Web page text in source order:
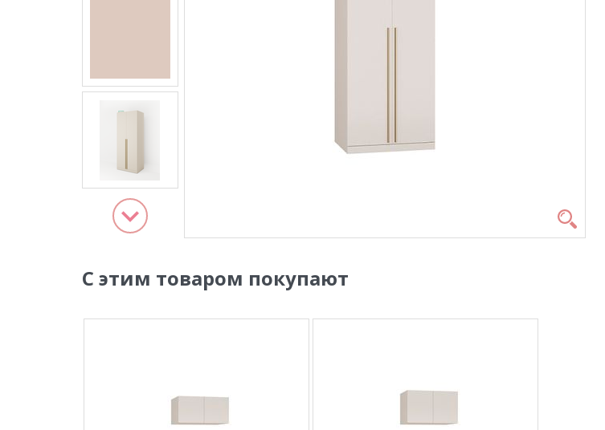
С этим товаром покупают